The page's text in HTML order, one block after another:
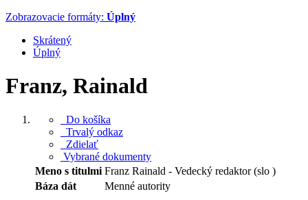
Zobrazovacie formáty: Úplný
Skrátený
Úplný
Franz, Rainald
Do košíka
Trvalý odkaz
Zdielať
Vybrané dokumenty
Meno s titulmi Franz Rainald - Vedecký redaktor (slo )
Báza dát
Menné autority